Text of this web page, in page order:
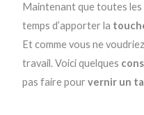
Maintenant que toutes les
temps d’apporter la
Et comme vous ne
travail. Voici quelques
pas faire pourvernir un